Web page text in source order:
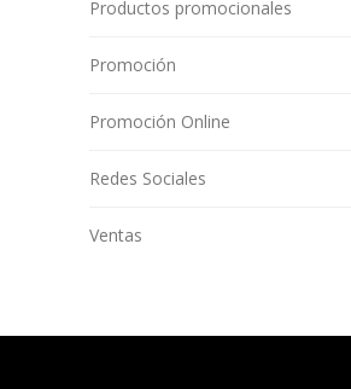
Productos promocionales
Promoción
Promoción Online
Redes Sociales
Ventas